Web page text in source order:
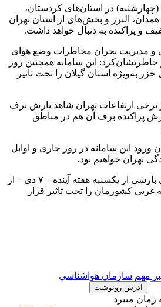
در استان‌های کردستان،
البرز و بخش‌های از استان تهران
و پراکنده به دنبال خواهد داشت.
و مدیریت بحران مخاطرات وضع هوای
این سامانه همچنین روز
به‌ویژه استان گیلان را تحت تاثیر
برخی ارتفاعات تهران شاهد بارش برف
پراکنده برف آن هم در مناطق
ورود این سامانه در روز جاری و اوایل
تهران خواهیم بود.
وی ادامه داد: سامانه بعدی بارشی از یکشنبه هفته آینده – ۷ دی – از
کشورمان را تحت تاثیر قرار
مهم سازمان هواشناسي
آدرس رونوشت